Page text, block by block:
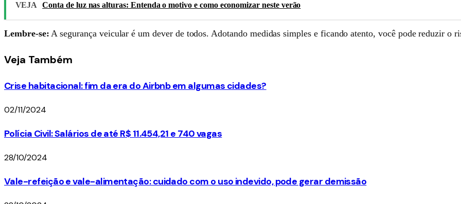
VEJA Conta de luz nas alturas: Entenda o motivo e como economizar neste verão
Lembre-se: A segurança veicular é um dever de todos. Adotando medidas simples e ficando atento, você pode reduzir o
Veja Também
Crise habitacional: fim da era do Airbnb em algumas cidades?
02/11/2024
Polícia Civil: Salários de até R$ 11.454,21 e 740 vagas
28/10/2024
Vale-refeição e vale-alimentação: cuidado com o uso indevido, pode gerar demissão